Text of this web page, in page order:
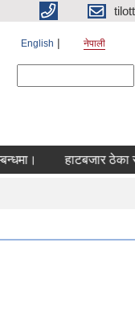
English नेपाली
हाटबजार ठेका